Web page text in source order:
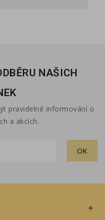
NAŠICH
pravidelně informování o
a akcích.
